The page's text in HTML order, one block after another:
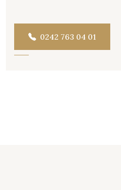
0242 763 04 01